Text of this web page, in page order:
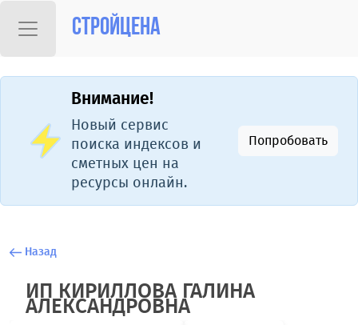
Стройцена
Внимание!
Новый сервис
поиска индексов и
сметных цен на
ресурсы онлайн.
Попробовать
Назад
ИП КИРИЛЛОВА ГАЛИНА
АЛЕКСАНДРОВНА